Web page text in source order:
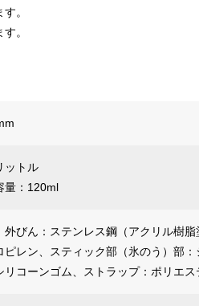
。
。
ットル
量：120ml
外びん：ステンレス鋼（アクリル樹
ピレン、スティック部（氷のう）部
リコーンゴム、ストラップ：ポリエス